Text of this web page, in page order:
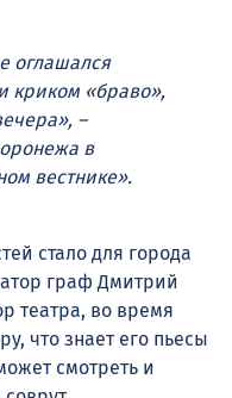
оглашался
криком «браво»,
–
в
вестнике».
стало для города
граф Дмитрий
театра, во время
что знает его пьесы
смотреть и